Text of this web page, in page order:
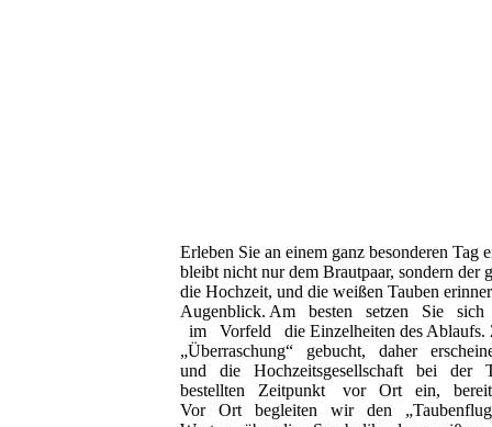
Erleben Sie an einem ganz besonderen Tag
bleibt nicht nur dem Brautpaar, sondern der
die Hochzeit, und die weißen Tauben
Augenblick. Am besten setzen Sie
sich
im
Vorfeld die Einzelheiten des Ablaufs.
„Überraschung“
gebucht, daher
und
die Hochzeitsgesellschaft bei der
bestellten
Zeitpunkt vor Ort ein,
Vor
Ort begleiten wir den